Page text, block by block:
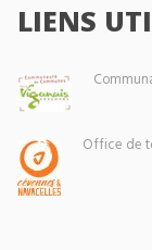
LIENS
Office de